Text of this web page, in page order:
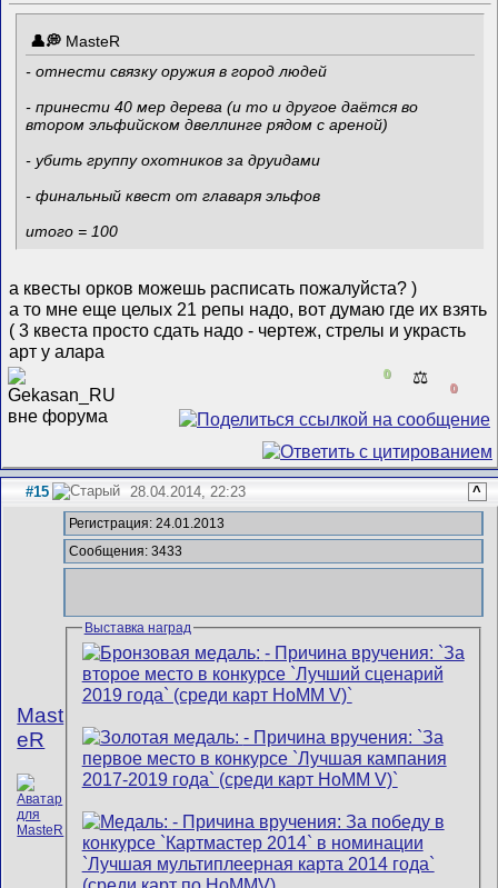
MasteR
- отнести связку оружия в город людей
- принести 40 мер дерева (и то и другое даётся во
втором эльфийском двеллинге рядом с ареной)
- убить группу охотников за друидами
- финальный квест от главаря эльфов
итого = 100
а квесты орков можешь расписать пожалуйста? )
а то мне еще целых 21 репы надо, вот думаю где их взять
( 3 квеста просто сдать надо - чертеж, стрелы и украсть
арт у алара
0 ⚖️
0
#15 28.04.2014, 22:23 ^
Mast
eR
Регистрация: 24.01.2013
Сообщения: 3433
Выставка наград